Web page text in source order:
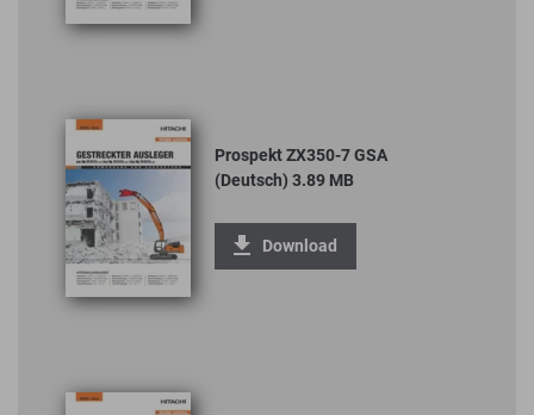
Prospekt ZX350-7 GSA
(Deutsch) 3.89 MB
Download